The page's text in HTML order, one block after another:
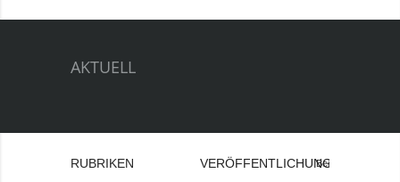
AKTUELL
RUBRIKEN
VERÖFFENTLICHUNGEN
Bei